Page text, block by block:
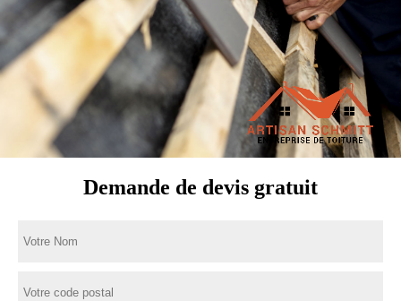
Demande de devis gratuit